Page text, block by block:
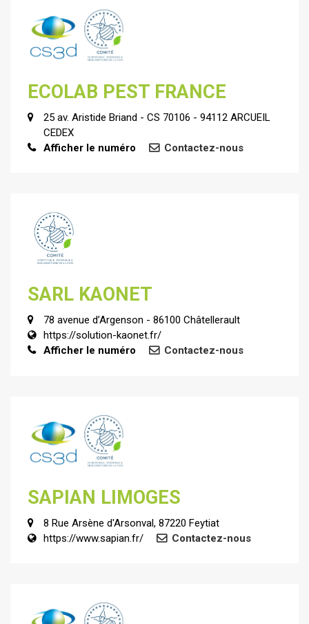
ECOLAB PEST FRANCE
25 av. Aristide Briand - CS 70106 - 94112 ARCUEIL
CEDEX
Afficher le numéro
Contactez-nous
SARL KAONET
78 avenue d’Argenson - 86100 Châtellerault
https://solution-kaonet.fr/
Afficher le numéro
Contactez-nous
SAPIAN LIMOGES
8 Rue Arsène d'Arsonval, 87220 Feytiat
https://www.sapian.fr/
Contactez-nous